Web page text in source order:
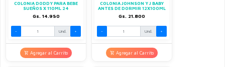
COLONIA DODDY PARA BEBE
SUEÑOS X 110ML 24
Gs. 14.950
- Und. +
Agregar al Carrito
COLONIA JOHNSON Y J BABY
ANTES DE DORMIR 12X100ML
Gs. 21.800
- Und. +
Agregar al Carrito